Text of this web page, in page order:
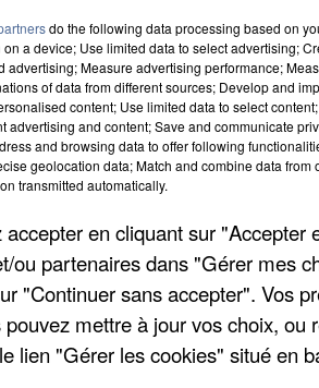
3 ce matin, selon Le
Une conductrice a perdu le
sur le bas-côté. Les sapeurs-
Plus de peur que de mal
a été transportée à l'hôpital de
do the following data processing based on
a device; Use limited data to select advertising;
advertising; Measure advertising performance;
of data from different sources; Develop and
content; Use limited data to select
advertising and content; Save and communicate
and browsing data to offer following
geolocation data; Match and combine data
transmitted automatically.
accepter en cliquant sur
ou partenaires dans "Gérer mes
"Continuer sans accepter". Vos
pouvez mettre à jour vos choix, ou
lien "Gérer les cookies" situé en